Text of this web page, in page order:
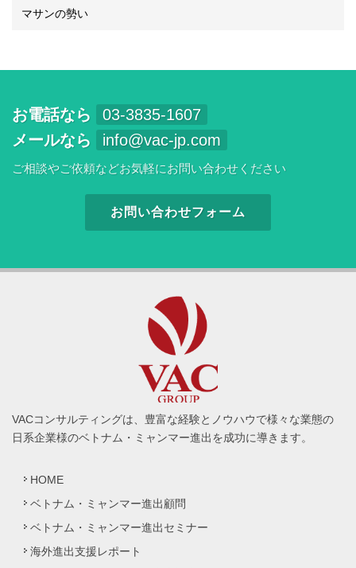
マサンの勢い
お電話なら
03-3835-1607
メールなら
info@vac-jp.com
ご相談やご依頼などお気軽にお問い合わせください
お問い合わせフォーム
VACコンサルティングは、豊富な経験とノウハウで様々な業態の
日系企業様のベトナム・ミャンマー進出を成功に導きます。
HOME
ベトナム・ミャンマー進出顧問
ベトナム・ミャンマー進出セミナー
海外進出支援レポート